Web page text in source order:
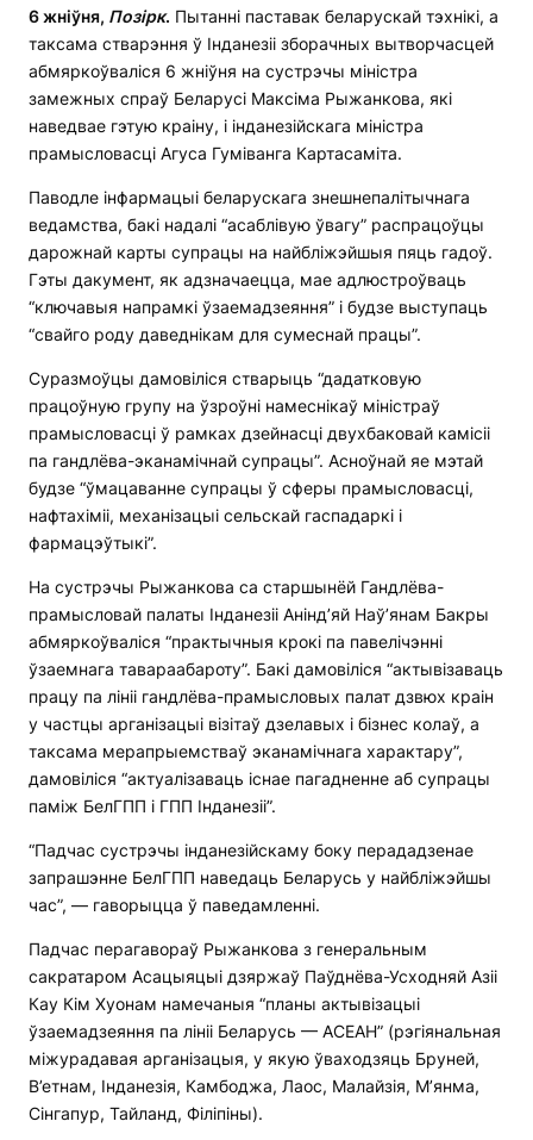
6 жніўня, Позірк. Пытанні паставак беларускай тэхнікі, а
таксама стварэння ў Інданезіі зборачных вытворчасцей
абмяркоўваліся 6 жніўня на сустрэчы міністра
замежных спраў Беларусі Максіма Рыжанкова, які
наведвае гэтую краіну, і інданезійскага міністра
прамысловасці Агуса Гуміванга Картасаміта.
Паводле інфармацыі беларускага знешнепалітычнага
ведамства, бакі надалі “асаблівую ўвагу” распрацоўцы
дарожнай карты супрацы на найбліжэйшыя пяць гадоў.
Гэты дакумент, як адзначаецца, мае адлюстроўваць
“ключавыя напрамкі ўзаемадзеяння” і будзе выступаць
“свайго роду даведнікам для сумеснай працы”.
Суразмоўцы дамовіліся стварыць “дадатковую
працоўную групу на ўзроўні намеснікаў міністраў
прамысловасці ў рамках дзейнасці двухбаковай камісіі
па гандлёва-эканамічнай супрацы”. Асноўнай яе мэтай
будзе “ўмацаванне супрацы ў сферы прамысловасці,
нафтахіміі, механізацыі сельскай гаспадаркі і
фармацэўтыкі”.
На сустрэчы Рыжанкова са старшынёй Гандлёва-
прамысловай палаты Інданезіі Анінд’яй Наў’янам Бакры
абмяркоўваліся “практычныя крокі па павелічэнні
ўзаемнага тавараабароту”. Бакі дамовіліся “актывізаваць
працу па лініі гандлёва-прамысловых палат дзвюх краін
у частцы арганізацыі візітаў дзелавых і бізнес колаў, а
таксама мерапрыемстваў эканамічнага характару”,
дамовіліся “актуалізаваць існае пагадненне аб супрацы
паміж БелГПП і ГПП Інданезіі”.
“Падчас сустрэчы інданезійскаму боку перададзенае
запрашэнне БелГПП наведаць Беларусь у найбліжэйшы
час”, — гаворыцца ў паведамленні.
Падчас перагавораў Рыжанкова з генеральным
сакратаром Асацыяцыі дзяржаў Паўднёва-Усходняй Азіі
Кау Кім Хуонам намечаныя “планы актывізацыі
ўзаемадзеяння па лініі Беларусь — АСЕАН” (рэгіянальная
міжурадавая арганізацыя, у якую ўваходзяць Бруней,
В’етнам, Інданезія, Камбоджа, Лаос, Малайзія, М’янма,
Сінгапур, Тайланд, Філіпіны).